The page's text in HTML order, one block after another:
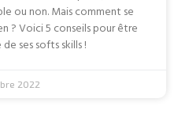
ou non. Mais comment se
? Voici 5 conseils pour être
ses softs skills !
2022